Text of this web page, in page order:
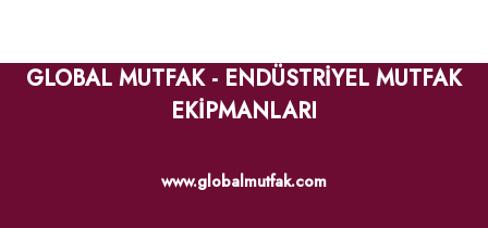
GLOBAL MUTFAK - ENDÜSTRİYEL MUTFAK
EKİPMANLARI
www.globalmutfak.com